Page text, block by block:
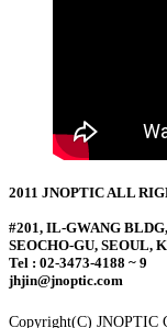
2011 JNOPTIC ALL
#201, IL-GWANG
SEOCHO-GU, SEOUL,
Tel : 02-3473-4188 ~ 9
jhjin@jnoptic.com